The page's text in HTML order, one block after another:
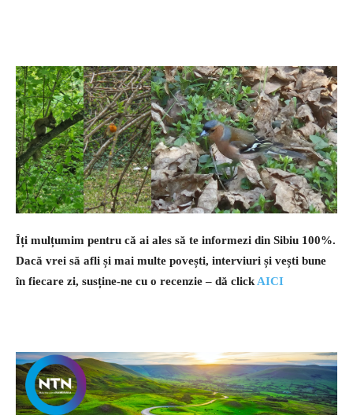
Îți mulțumim pentru că ai ales să te informezi din Sibiu 100%.
Dacă vrei să afli și mai multe povești, interviuri și vești bune
în fiecare zi, susține-ne cu o recenzie – dă click AICI